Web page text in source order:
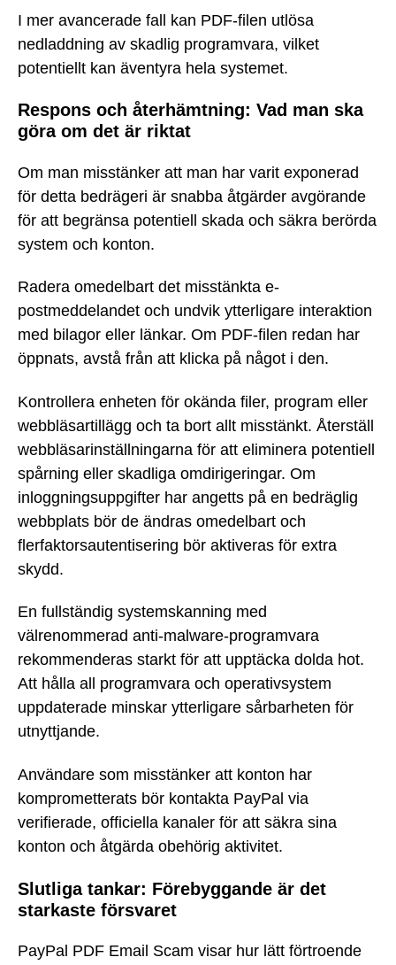
I mer avancerade fall kan PDF-filen utlösa
nedladdning av skadlig programvara, vilket
potentiellt kan äventyra hela systemet.
Respons och återhämtning: Vad man ska
göra om det är riktat
Om man misstänker att man har varit exponerad
för detta bedrägeri är snabba åtgärder avgörande
för att begränsa potentiell skada och säkra berörda
system och konton.
Radera omedelbart det misstänkta e-
postmeddelandet och undvik ytterligare interaktion
med bilagor eller länkar. Om PDF-filen redan har
öppnats, avstå från att klicka på något i den.
Kontrollera enheten för okända filer, program eller
webbläsartillägg och ta bort allt misstänkt. Återställ
webbläsarinställningarna för att eliminera potentiell
spårning eller skadliga omdirigeringar. Om
inloggningsuppgifter har angetts på en bedräglig
webbplats bör de ändras omedelbart och
flerfaktorsautentisering bör aktiveras för extra
skydd.
En fullständig systemskanning med
välrenommerad anti-malware-programvara
rekommenderas starkt för att upptäcka dolda hot.
Att hålla all programvara och operativsystem
uppdaterade minskar ytterligare sårbarheten för
utnyttjande.
Användare som misstänker att konton har
komprometterats bör kontakta PayPal via
verifierade, officiella kanaler för att säkra sina
konton och åtgärda obehörig aktivitet.
Slutliga tankar: Förebyggande är det
starkaste försvaret
PayPal PDF Email Scam visar hur lätt förtroende